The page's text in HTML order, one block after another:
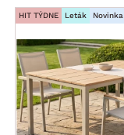
HIT TÝDNE Leták Novinka